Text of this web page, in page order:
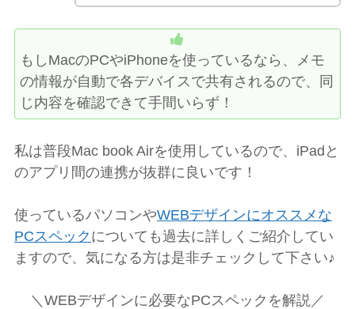
もしMacのPCやiPhoneを使っているなら、メモ
の情報が自動で各デバイスで共有されるので、同
じ内容を確認できて手間いらず！
私は普段Mac book Airを使用しているので、iPadと
のアプリ間の連携が抜群に良いです！
使っているパソコンやWEBデザインにオススメな
PCスペック についても過去に詳しくご紹介してい
ますので、気になる方は是非チェックして下さい♪
＼WEBデザインに必要なPCスペックを解説／